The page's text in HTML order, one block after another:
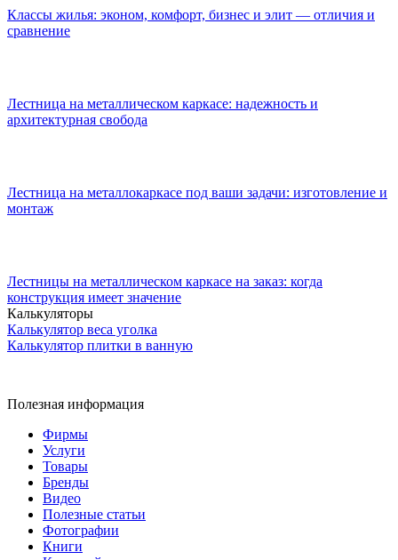
Классы жилья: эконом, комфорт, бизнес и элит — отличия и
сравнение
Лестница на металлическом каркасе: надежность и
архитектурная свобода
Лестница на металлокаркасе под ваши задачи: изготовление и
монтаж
Лестницы на металлическом каркасе на заказ: когда
конструкция имеет значение
Калькуляторы
Калькулятор веса уголка
Калькулятор плитки в ванную
Полезная информация
Фирмы
Услуги
Товары
Бренды
Видео
Полезные статьи
Фотографии
Книги